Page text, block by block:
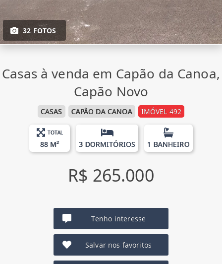
32 FOTOS
Casas à venda em Capão da Canoa,
Capão Novo
CASAS CAPÃO DA CANOA IMÓVEL 492
TOTAL
88 M² 3 DORMITÓRIOS 1 BANHEIRO
R$ 265.000
Tenho interesse
Salvar nos favoritos